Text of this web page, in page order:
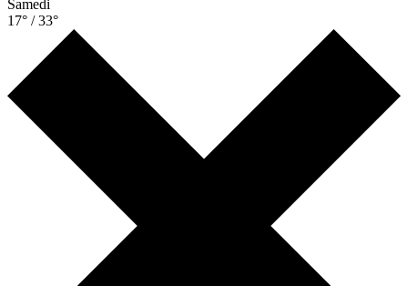
Samedi
17° / 33°